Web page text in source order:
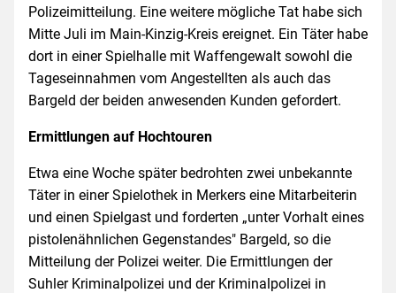
Polizeimitteilung. Eine weitere mögliche Tat habe sich
Mitte Juli im Main-Kinzig-Kreis ereignet. Ein Täter habe
dort in einer Spielhalle mit Waffengewalt sowohl die
Tageseinnahmen vom Angestellten als auch das
Bargeld der beiden anwesenden Kunden gefordert.
Ermittlungen auf Hochtouren
Etwa eine Woche später bedrohten zwei unbekannte
Täter in einer Spielothek in Merkers eine Mitarbeiterin
und einen Spielgast und forderten „unter Vorhalt eines
pistolenähnlichen Gegenstandes" Bargeld, so die
Mitteilung der Polizei weiter. Die Ermittlungen der
Suhler Kriminalpolizei und der Kriminalpolizei in